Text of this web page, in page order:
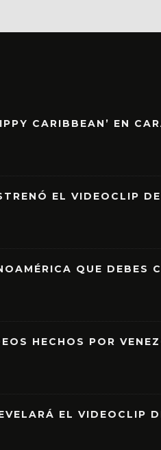
CARIBBEAN’ EN
EL VIDEOCLIP
QUE DEBES
HECHOS POR
EL VIDEOCLIP